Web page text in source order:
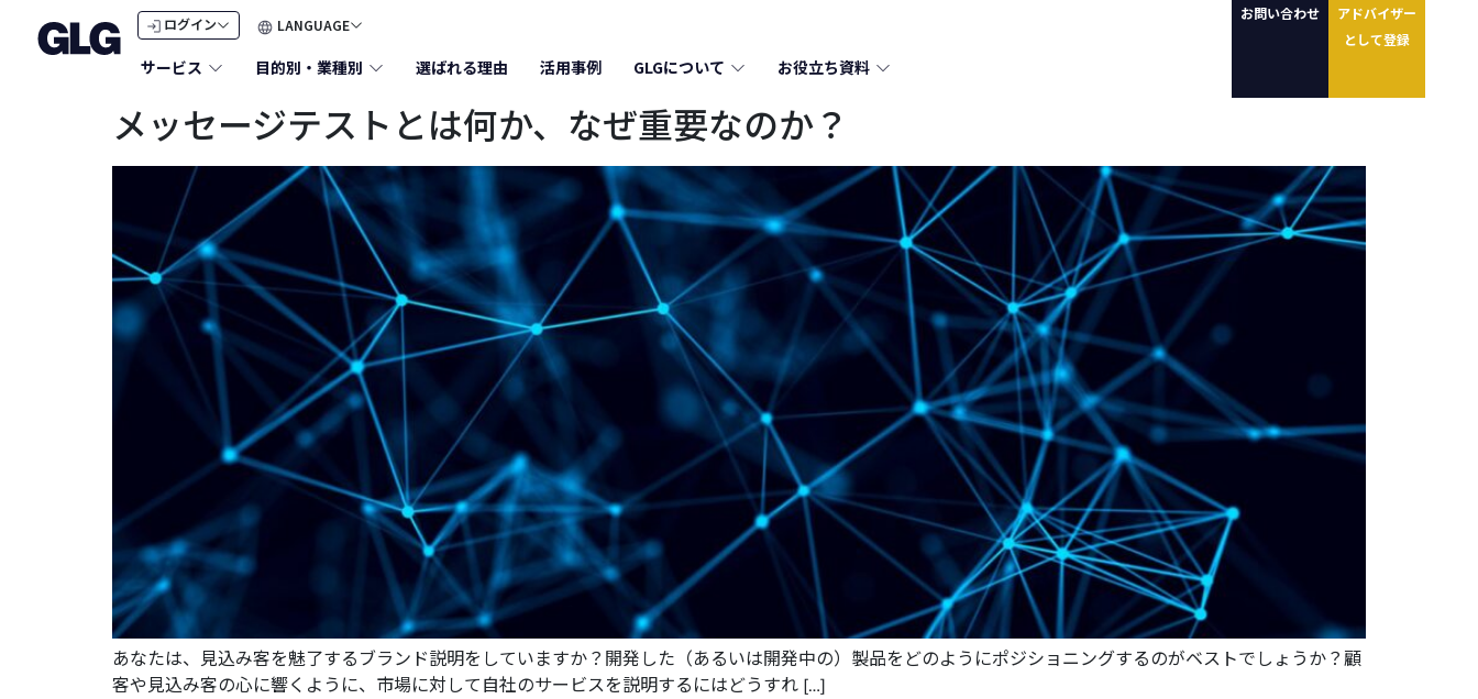
ログイン LANGUAGE
サービス 目的別・業種別 選ばれる理由 活用事例 GLGについて お役立ち資料
お問い合わせ
アドバイザー
として登録
メッセージテストとは何か、なぜ重要なのか？
あなたは、見込み客を魅了するブランド説明をしていますか？開発した（あるいは開発中の）製品をどのようにポジショニングするのがベストでしょうか？顧
客や見込み客の心に響くように、市場に対して自社のサービスを説明するにはどうすれ […]